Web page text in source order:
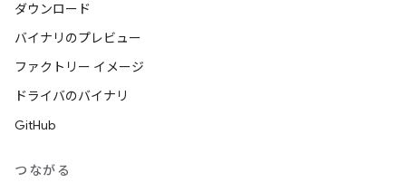
ダウンロード
バイナリのプレビュー
ファクトリー イメージ
ドライバのバイナリ
GitHub
つながる